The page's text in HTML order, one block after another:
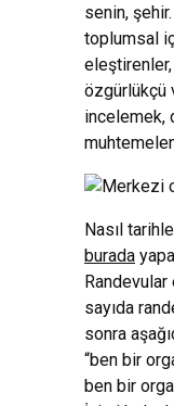
senin,
toplumsal iç
özgürlükçü
incelemek,
Nasıl
burada
sayıda
sonra
“ben bir
ben bir